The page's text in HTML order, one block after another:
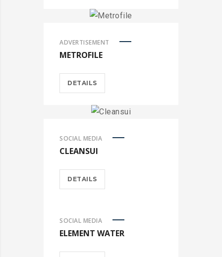
ADVERTISEMENT
METROFILE
DETAILS
SOCIAL MEDIA
CLEANSUI
DETAILS
SOCIAL MEDIA
ELEMENT WATER